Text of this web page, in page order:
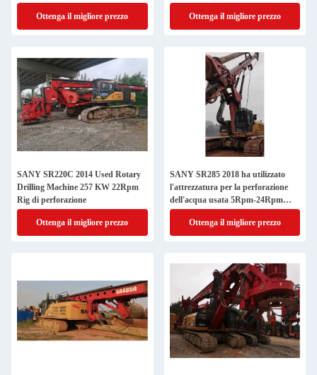
mano
Ottenga il migliore prezzo
l'attrezzatura per la perforazione
della roccia
Ottenga il migliore prezzo
SANY SR220C 2014 Used Rotary
Drilling Machine 257 KW 22Rpm
Rig di perforazione
Ottenga il migliore prezzo
SANY SR285 2018 ha utilizzato
l'attrezzatura per la perforazione
dell'acqua usata 5Rpm-24Rpm
dell'impianto di perforazione della
perforazione a rotazione
Ottenga il migliore prezzo